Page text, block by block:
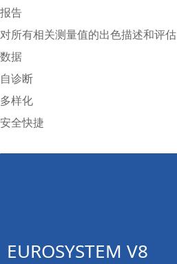
报告
对所有相关测量值的出色描述和评估
数据
自诊断
多样化
安全快捷
EUROSYSTEM V8